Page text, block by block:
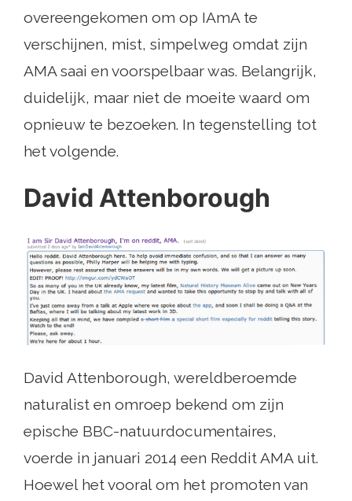
overeengekomen om op IAmA te
verschijnen, mist, simpelweg omdat zijn
AMA saai en voorspelbaar was. Belangrijk,
duidelijk, maar niet de moeite waard om
opnieuw te bezoeken. In tegenstelling tot
het volgende.
David Attenborough
David Attenborough, wereldberoemde
naturalist en omroep bekend om zijn
epische BBC-natuurdocumentaires,
voerde in januari 2014 een Reddit AMA uit.
Hoewel het vooral om het promoten van